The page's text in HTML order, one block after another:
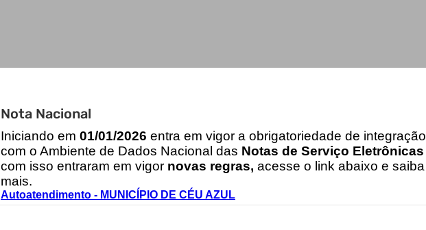
Nota Nacional
Iniciando em 01/01/2026 entra em vigor a obrigatoriedade de integração
com o Ambiente de Dados Nacional das Notas de Serviço Eletrônicas
com isso entraram em vigor novas regras, acesse o link abaixo e saiba
mais.
Autoatendimento - MUNICÍPIO DE CÉU AZUL